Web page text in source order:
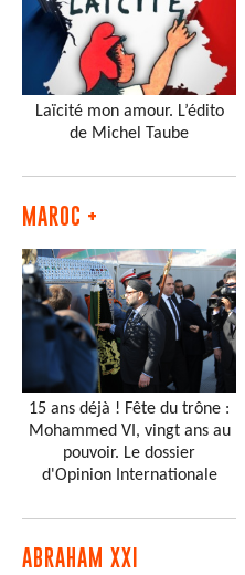
Laïcité mon amour. L’édito
de Michel Taube
MAROC +
15 ans déjà ! Fête du trône :
Mohammed VI, vingt ans au
pouvoir. Le dossier
d'Opinion Internationale
ABRAHAM XXI